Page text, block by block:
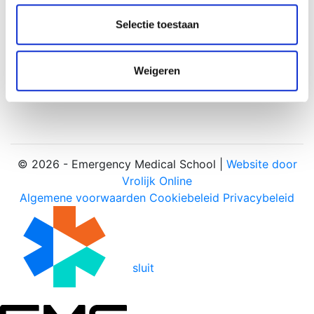
partners voor social media, adverteren en analyse. Deze
partners kunnen deze gegevens combineren met andere
informatie die u aan ze heeft verstrekt of die ze hebben
verzameld op basis van uw gebruik van hun services.
Selectie toestaan
Weigeren
© 2026 - Emergency Medical School | Website door
Vrolijk Online
Algemene voorwaarden Cookiebeleid Privacybeleid
sluit